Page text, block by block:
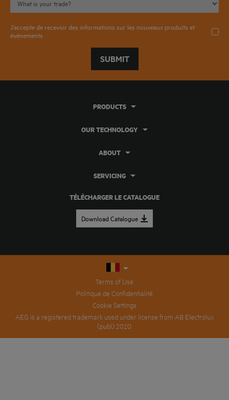
J'accepte de recevoir des informations sur les nouveaux produits et
événements
SUBMIT
TÉLÉCHARGER LE CATALOGUE
Download Catalogue
PRODUCTS
OUR TECHNOLOGY
ABOUT
SERVICING
Terms of Use
Politique de Confidentialité
Cookie Settings
AEG is a registered trademark used under license from AB Electrolux
(publ) 2020